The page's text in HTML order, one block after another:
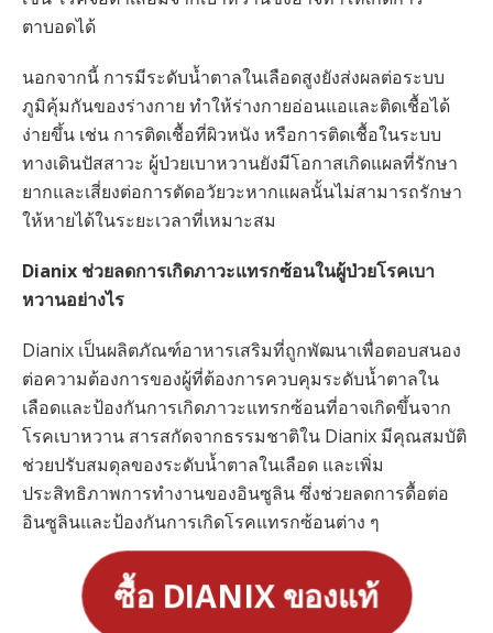
ตาบอดได้
นอกจากนี้ การมีระดับน้ำตาลในเลือดสูงยังส่งผลต่อระบบ
ภูมิคุ้มกันของร่างกาย ทำให้ร่างกายอ่อนแอและติดเชื้อได้
ง่ายขึ้น เช่น การติดเชื้อที่ผิวหนัง หรือการติดเชื้อในระบบ
ทางเดินปัสสาวะ ผู้ป่วยเบาหวานยังมีโอกาสเกิดแผลที่รักษา
ยากและเสี่ยงต่อการตัดอวัยวะหากแผลนั้นไม่สามารถรักษา
ให้หายได้ในระยะเวลาที่เหมาะสม
Dianix ช่วยลดการเกิดภาวะแทรกซ้อนในผู้ป่วยโรคเบา
หวานอย่างไร
Dianix เป็นผลิตภัณฑ์อาหารเสริมที่ถูกพัฒนาเพื่อตอบสนอง
ต่อความต้องการของผู้ที่ต้องการควบคุมระดับน้ำตาลใน
เลือดและป้องกันการเกิดภาวะแทรกซ้อนที่อาจเกิดขึ้นจาก
โรคเบาหวาน สารสกัดจากธรรมชาติใน Dianix มีคุณสมบัติ
ช่วยปรับสมดุลของระดับน้ำตาลในเลือด และเพิ่ม
ประสิทธิภาพการทำงานของอินซูลิน ซึ่งช่วยลดการดื้อต่อ
อินซูลินและป้องกันการเกิดโรคแทรกซ้อนต่าง ๆ
ซื้อ DIANIX ของแท้